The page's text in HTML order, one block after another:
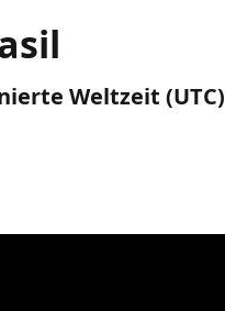
Weltzeit (UTC)